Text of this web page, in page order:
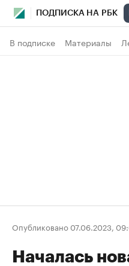
ПОДПИСКА НА РБК
В подписке Материалы
Опубликовано 07.06.2023,
Началась